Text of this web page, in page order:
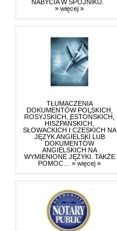
NABYCIA W SPÓJNIKU.
» więcej »
TŁUMACZENIA
DOKUMENTÓW POLSKICH,
ROSYJSKICH, ESTOŃSKICH,
HISZPAŃSKICH,
SŁOWACKICH I CZESKICH NA
JĘZYK ANGIELSKI LUB
DOKUMENTÓW
ANGIELSKICH NA
WYMIENIONE JĘZYKI. TAKŻE
POMOC… » więcej »